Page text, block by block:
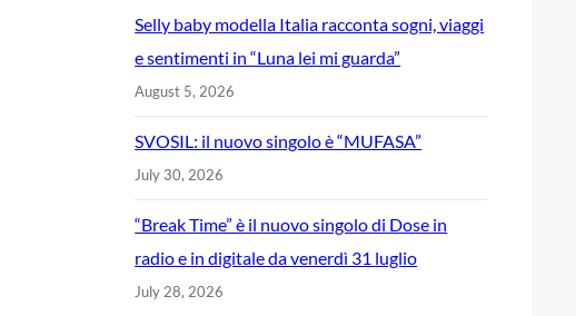
Selly baby modella Italia racconta sogni, viaggi
e sentimenti in “Luna lei mi guarda”
August 5, 2026
SVOSIL: il nuovo singolo è “MUFASA”
July 30, 2026
“Break Time” è il nuovo singolo di Dose in
radio e in digitale da venerdì 31 luglio
July 28, 2026